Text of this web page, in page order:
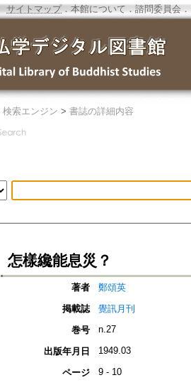
サイトマップ．本館について ． 諮問委員会 ．
検索エンジン > 書誌の詳細内容
怎樣纔能息災？
著者
鄭頌英
掲載誌
覺訊月刊
巻号
n.27
出版年月日 1949.03
ページ 9 - 10